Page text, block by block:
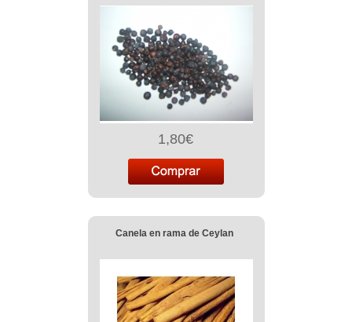
1,80€
Canela en rama de Ceylan